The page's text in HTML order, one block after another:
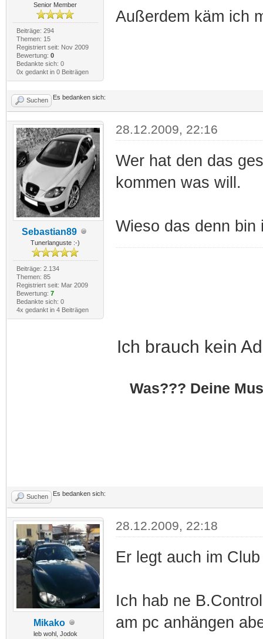
Senior Member
Beiträge: 294
Themen: 15
Registriert seit: Nov 2009
Bewertung: 0
Bedankte sich: 0
0x gedankt in 0 Beiträgen
Außerdem käm ich
Suchen Es bedanken sich:
Sebastian89
Tunerlanguste :-)
Beiträge: 2.134
Themen: 85
Registriert seit: Mar 2009
Bewertung: 7
Bedankte sich: 0
4x gedankt in 4 Beiträgen
28.12.2009, 22:16
Wer hat den das
kommen was will.
Wieso das denn
Ich brauch kein
Was??? Deine
Suchen Es bedanken sich:
Mikako
leb wohl, Jodok
28.12.2009, 22:18
Er legt auch im
Ich hab ne
am pc anhängen